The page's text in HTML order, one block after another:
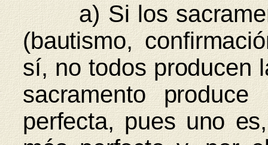
a) Si los
(bautismo,
sí, no todos producen
sacramento
perfecta, pues uno